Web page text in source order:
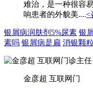
难治，是一种很容
响患者的外貌美....<
银屑病润肤剂5%尿素 银
素吗 银屑病是扁 消银颗
金彦超 互联网门